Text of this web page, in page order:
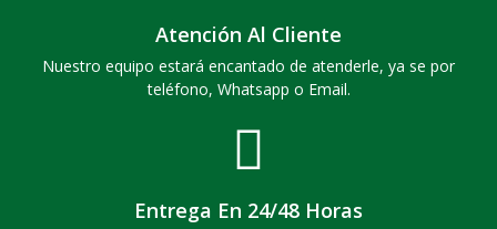
Atención Al Cliente
Nuestro equipo estará encantado de atenderle, ya se por
teléfono, Whatsapp o Email.
Entrega En 24/48 Horas